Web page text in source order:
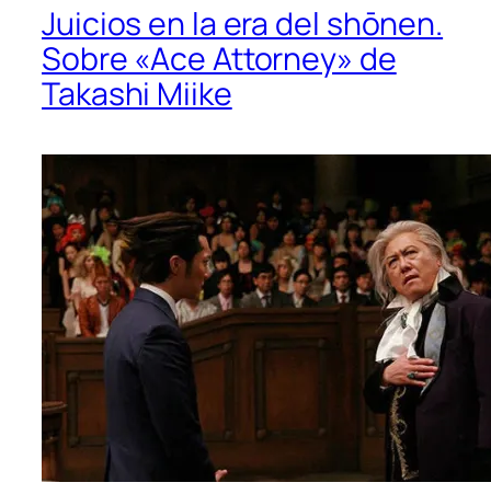
Juicios en la era del shōnen.
Sobre «Ace Attorney» de
Takashi Miike